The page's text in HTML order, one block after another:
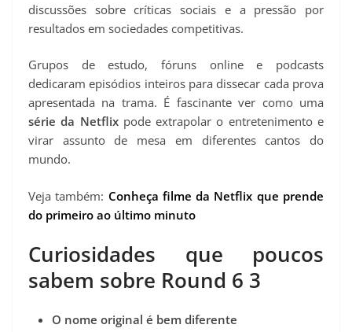
discussões sobre críticas sociais e a pressão por
resultados em sociedades competitivas.
Grupos de estudo, fóruns online e podcasts
dedicaram episódios inteiros para dissecar cada prova
apresentada na trama. É fascinante ver como uma
série da Netflixpode extrapolar o entretenimento e
virar assunto de mesa em diferentes cantos do
mundo.
Veja também: Conheça filme da Netflix que prende
do primeiro ao último minuto
Curiosidades que poucos
sabem sobre Round 6 3
O nome original é bem diferente